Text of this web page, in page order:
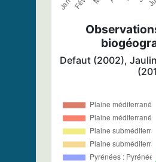
Defaut (2002),